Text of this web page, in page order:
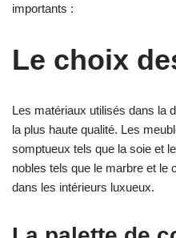
importants :
Le choix
Les matériaux utilisés dans la
la plus haute qualité. Les
somptueux tels que la soie et
nobles tels que le marbre et le
dans les intérieurs luxueux.